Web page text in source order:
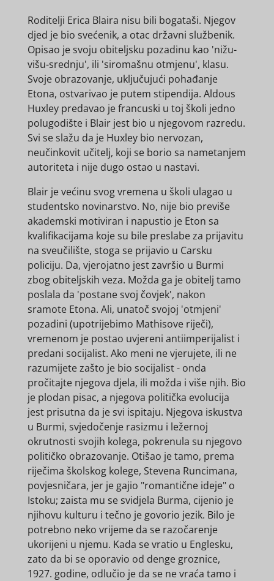
Roditelji Erica Blaira nisu bili bogataši. Njegov
djed je bio svećenik, a otac državni službenik.
Opisao je svoju obiteljsku pozadinu kao 'nižu-
višu-srednju', ili 'siromašnu otmjenu', klasu.
Svoje obrazovanje, uključujući pohađanje
Etona, ostvarivao je putem stipendija. Aldous
Huxley predavao je francuski u toj školi jedno
polugodište i Blair jest bio u njegovom razredu.
Svi se slažu da je Huxley bio nervozan,
neučinkovit učitelj, koji se borio sa nametanjem
autoriteta i nije dugo ostao u nastavi.
Blair je većinu svog vremena u školi ulagao u
studentsko novinarstvo. No, nije bio previše
akademski motiviran i napustio je Eton sa
kvalifikacijama koje su bile preslabe za prijavitu
na sveučilište, stoga se prijavio u Carsku
policiju. Da, vjerojatno jest završio u Burmi
zbog obiteljskih veza. Možda ga je obitelj tamo
poslala da 'postane svoj čovjek', nakon
sramote Etona. Ali, unatoč svojoj 'otmjeni'
pozadini (upotrijebimo Mathisove riječi),
vremenom je postao uvjereni antiimperijalist i
predani socijalist. Ako meni ne vjerujete, ili ne
razumijete zašto je bio socijalist - onda
pročitajte njegova djela, ili možda i više njih. Bio
je plodan pisac, a njegova politička evolucija
jest prisutna da je svi ispitaju. Njegova iskustva
u Burmi, svjedočenje rasizmu i ležernoj
okrutnosti svojih kolega, pokrenula su njegovo
političko obrazovanje. Otišao je tamo, prema
riječima školskog kolege, Stevena Runcimana,
povjesničara, jer je gajio "romantične ideje" o
Istoku; zaista mu se svidjela Burma, cijenio je
njihovu kulturu i tečno je govorio jezik. Bilo je
potrebno neko vrijeme da se razočarenje
ukorijeni u njemu. Kada se vratio u Englesku,
zato da bi se oporavio od denge groznice,
1927. godine, odlučio je da se ne vraća tamo i